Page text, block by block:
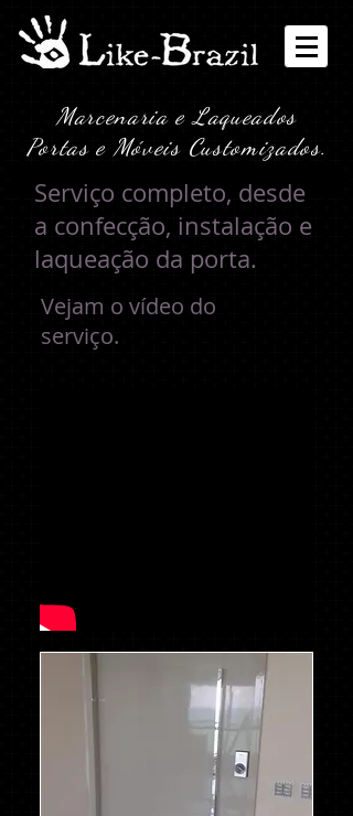
Marcenaria e Laqueados
Portas e Móveis Customizados.
Serviço completo, desde
a confecção, instalação e
laqueação da porta.
Vejam o vídeo do
serviço.